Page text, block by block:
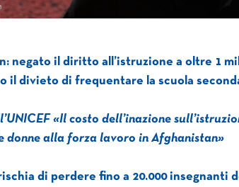
negato il diritto all’istruzione a oltre 1
il divieto di frequentare la scuola
«Il costo dell’inazione
donne alla forza lavoro in Afghanistan»
rischia di perdere fino a 20.000 insegnanti